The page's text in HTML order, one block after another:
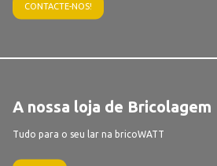
CONTACTE-NOS!
A nossa loja de Bricolagem
Tudo para o seu lar na bricoWATT